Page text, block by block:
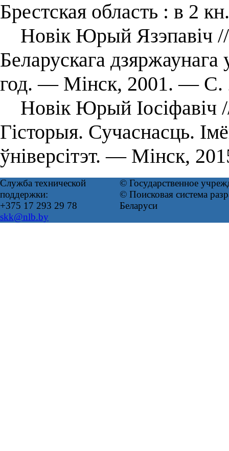
Брестская область : в 2
Новік Юрый Язэпавіч //
Беларускага
год. — Мінск, 2001. — С.
Новік Юрый Іосіфавіч
Гісторыя. Сучаснасць.
ўніверсітэт. — Мiнск,
Служба технической
поддержки:
+375 17 293 29 78
skk@nlb.by
© Государственное
© Поисковая система
Беларуси